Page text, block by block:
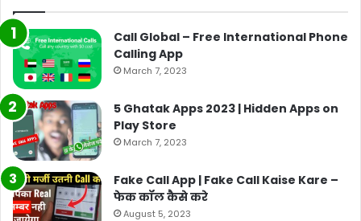
Call Global – Free International Phone
Calling App
March 7, 2023
5 Ghatak Apps 2023 | Hidden Apps on
Play Store
March 7, 2023
Fake Call App | Fake Call Kaise Kare –
फेक कॉल कैसे करे
August 5, 2023